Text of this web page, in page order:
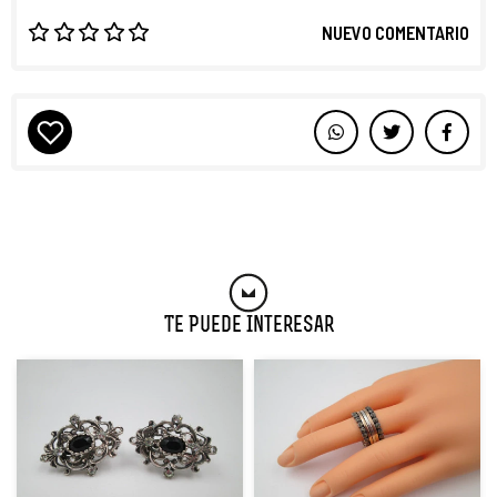
NUEVO COMENTARIO
Te Puede Interesar